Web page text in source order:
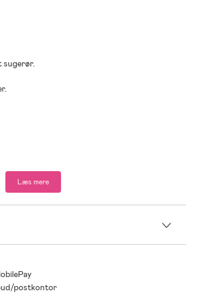
sugerør.
Læs mere
postkontor